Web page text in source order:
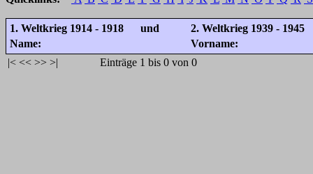
1. Weltkrieg 1914 - 1918 und
2. Weltkrieg 1939 - 1945
Name:
Vorname:
|< << >> >| Einträge 1 bis 0 von 0